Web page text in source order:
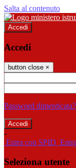
Salta al contenuto
Accedi
Accedi
button close ×
Password dimenticata?
-
Entra con SPID
Seleziona utente